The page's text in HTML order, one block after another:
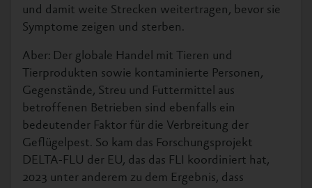
und damit weite Strecken weitertragen, bevor sie
Symptome zeigen und sterben.
Aber: Der globale Handel mit Tieren und
Tierprodukten sowie kontaminierte Personen,
Gegenstände, Streu und Futtermittel aus
betroffenen Betrieben sind ebenfalls ein
bedeutender Faktor für die Verbreitung der
Geflügelpest. So kam das Forschungsprojekt
DELTA-FLU der EU, das das FLI koordiniert hat,
2023 unter anderem zu dem Ergebnis, dass